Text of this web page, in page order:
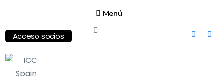
Menú
Acceso socios